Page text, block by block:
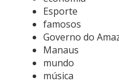
Esporte
famosos
Governo do
Manaus
mundo
música